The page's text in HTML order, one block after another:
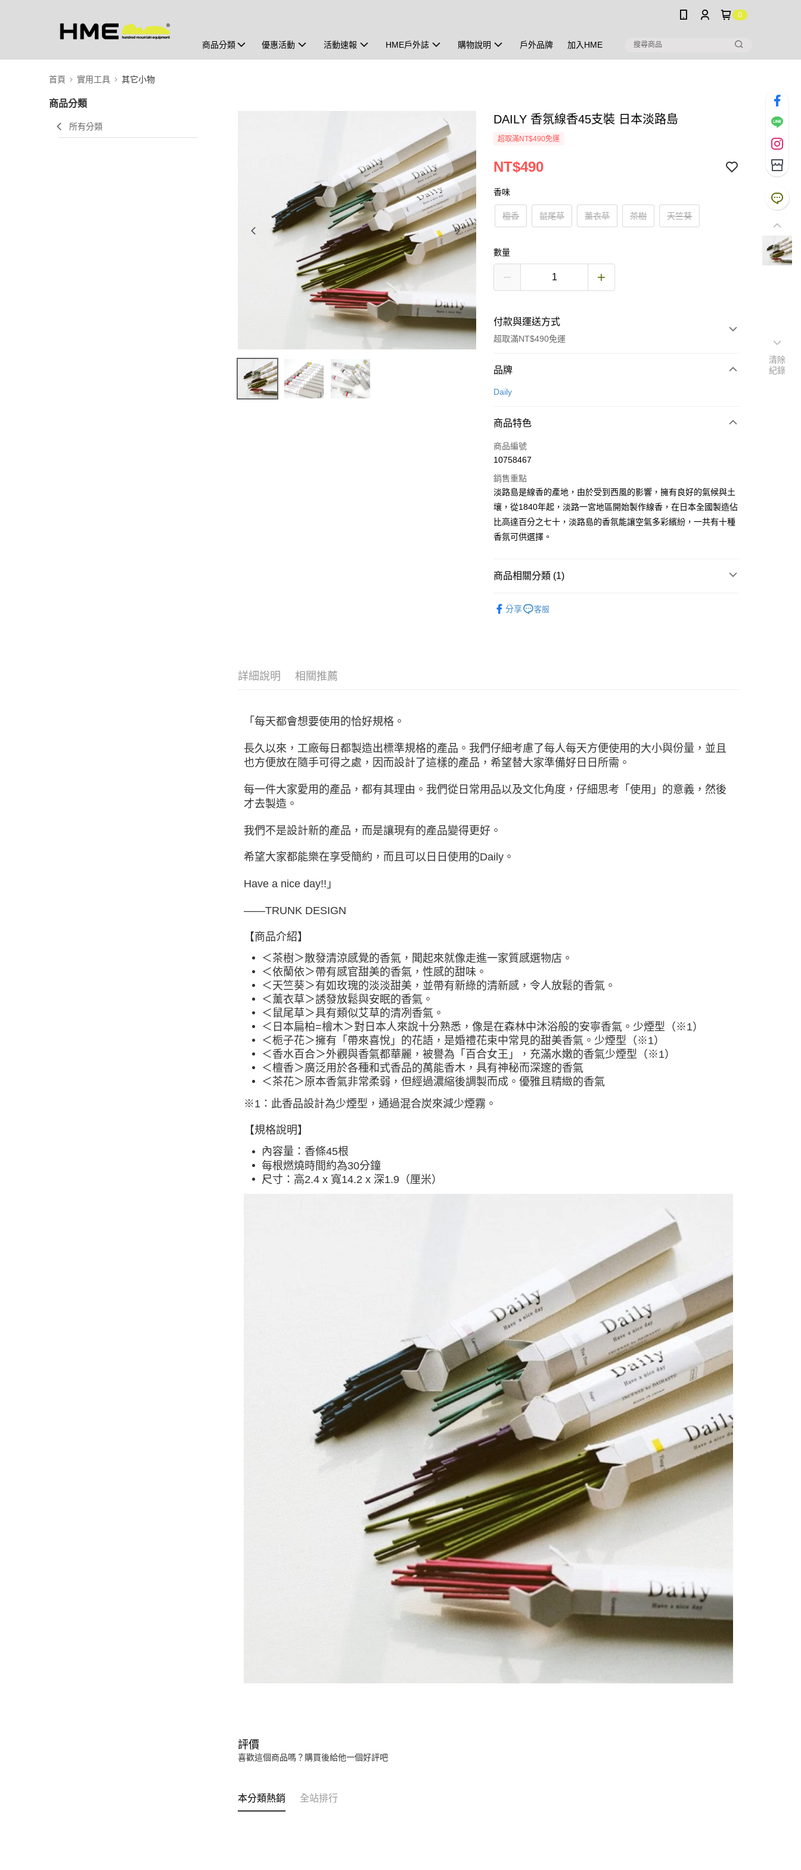
0
商品分類 優惠活動 活動速報 HME戶外誌 購物說明 戶外品牌 加入HME
首頁 實用工具 其它小物
商品分類
所有分類
DAILY 香氛線香45支裝 日本淡路島
超取滿NT$490免運
NT$490
香味
檀香 鼠尾草 薰衣草 茶樹 天竺葵
數量
付款與運送方式
超取滿NT$490免運
付款方式
信用卡一次付款
合作金庫商業銀行
華南商業銀行
上海商業儲蓄銀行
國泰世華商業銀行
兆豐國際商業銀行
臺灣中小企業銀行
台中商業銀行
聯邦商業銀行
遠東國際商業銀行
元大商業銀行
台灣樂天信用卡公司
超商取貨付款
LINE Pay
Apple Pay
ATM付款
全家取貨付款
每筆NT$80，滿NT$490(含以上)免運費
每筆NT$80，滿NT$490(含以上)免運費
免運費
品牌
Daily
商品特色
商品編號
10758467
銷售重點
淡路島是線香的產地，由於受到西風的影響，擁有良好的氣候與土
壤，從1840年起，淡路一宮地區開始製作線香，在日本全國製造佔
比高達百分之七十，淡路島的香氛能讓空氣多彩繽紛，一共有十種
香氛可供選擇。
商品相關分類 (1)
分享
客服
詳細說明 相關推薦
「每天都會想要使用的恰好規格。
長久以來，工廠每日都製造出標準規格的產品。我們仔細考慮了每人每天方便使用的大小與份量，並且
也方便放在隨手可得之處，因而設計了這樣的產品，希望替大家準備好日日所需。
每一件大家愛用的產品，都有其理由。我們從日常用品以及文化角度，仔細思考「使用」的意義，然後
才去製造。
我們不是設計新的產品，而是讓現有的產品變得更好。
希望大家都能樂在享受簡約，而且可以日日使用的Daily。
Have a nice day!!」
——TRUNK DESIGN
【商品介紹】
＜茶樹＞散發清涼感覺的香氣，聞起來就像走進一家質感選物店。
＜依蘭依＞帶有感官甜美的香氣，性感的甜味。
＜天竺葵＞有如玫瑰的淡淡甜美，並帶有新綠的清新感，令人放鬆的香氣。
＜薰衣草＞誘發放鬆與安眠的香氣。
＜鼠尾草＞具有類似艾草的清冽香氣。
＜日本扁柏=檜木＞對日本人來說十分熟悉，像是在森林中沐浴般的安寧香氣。少煙型（※1）
＜栀子花＞擁有「帶來喜悅」的花語，是婚禮花束中常見的甜美香氣。少煙型（※1）
＜香水百合＞外觀與香氣都華麗，被譽為「百合女王」，充滿水嫩的香氣少煙型（※1）
＜檀香＞廣泛用於各種和式香品的萬能香木，具有神秘而深邃的香氣
＜茶花＞原本香氣非常柔弱，但經過濃縮後調製而成。優雅且精緻的香氣
※1：此香品設計為少煙型，通過混合炭來減少煙霧。
【規格說明】
內容量：香條45根
每根燃燒時間約為30分鐘
尺寸：高2.4 x 寬14.2 x 深1.9（厘米）
評價
喜歡這個商品嗎？購買後給他一個好評吧
本分類熱銷 全站排行
清除
紀錄